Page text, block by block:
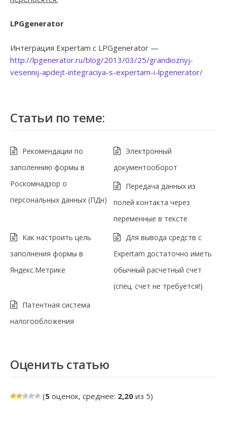
LPGgenerator
Интеграция Expertam с LPGgenerator —
http://lpgenerator.ru/blog/2013/03/25/grandioznyj-
vesennij-apdejt-integraciya-s-expertam-i-lpgenerator/
Статьи по теме:
Рекомендации по
заполеннию формы в
Роскомнадзор о
персональных данных (ПДн)
Электронный
документооборот
Передача данных из
полей контакта через
переменные в тексте
Как настроить цель
заполнения формы в
Яндекс.Метрике
Для вывода средств с
Expertam достаточно иметь
обычный расчетный счет
(спец. счет не требуется!)
Патентная система
налогообложения
Оценить статью
(5 оценок, среднее: 2,20 из 5)